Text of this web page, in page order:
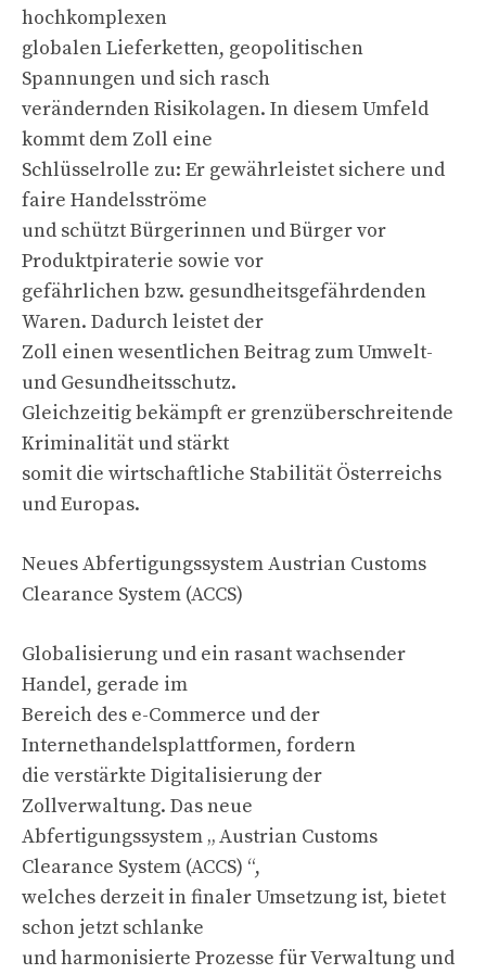
hochkomplexen
globalen Lieferketten, geopolitischen
Spannungen und sich rasch
verändernden Risikolagen. In diesem Umfeld
kommt dem Zoll eine
Schlüsselrolle zu: Er gewährleistet sichere und
faire Handelsströme
und schützt Bürgerinnen und Bürger vor
Produktpiraterie sowie vor
gefährlichen bzw. gesundheitsgefährdenden
Waren. Dadurch leistet der
Zoll einen wesentlichen Beitrag zum Umwelt-
und Gesundheitsschutz.
Gleichzeitig bekämpft er grenzüberschreitende
Kriminalität und stärkt
somit die wirtschaftliche Stabilität Österreichs
und Europas.
Neues Abfertigungssystem Austrian Customs
Clearance System (ACCS)
Globalisierung und ein rasant wachsender
Handel, gerade im
Bereich des e-Commerce und der
Internethandelsplattformen, fordern
die verstärkte Digitalisierung der
Zollverwaltung. Das neue
Abfertigungssystem „ Austrian Customs
Clearance System (ACCS) “,
welches derzeit in finaler Umsetzung ist, bietet
schon jetzt schlanke
und harmonisierte Prozesse für Verwaltung und